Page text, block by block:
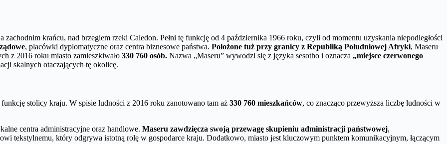
zachodnim krańcu, nad brzegiem rzeki Caledon. Pełni tę funkcję od 4 października 1966 roku, czyli od momentu uzyskania niepodległości
, placówki dyplomatyczne oraz centra biznesowe państwa. Położone tuż przy granicy z Republiką Południowej Afryki, Maseru
z 2016 roku miasto zamieszkiwało 330 760 osób. Nazwa „Maseru” wywodzi się z języka sesotho i oznacza „miejsce czerwonego
skalnych otaczających tę okolicę.
funkcję stolicy kraju. W spisie ludności z 2016 roku zanotowano tam aż 330 760 mieszkańców, co znacząco przewyższa liczbę ludności w
centra administracyjne oraz handlowe. Maseru zawdzięcza swoją przewagę skupieniu administracji państwowej,
tekstylnemu, który odgrywa istotną rolę w gospodarce kraju. Dodatkowo, miasto jest kluczowym punktem komunikacyjnym, łączącym